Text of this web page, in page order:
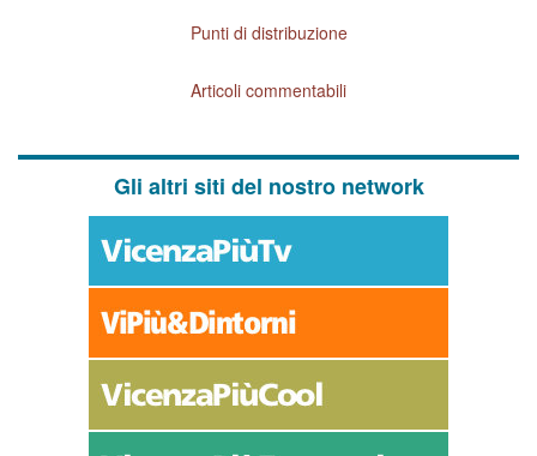
Punti di distribuzione
Articoli commentabili
Gli altri siti del nostro network